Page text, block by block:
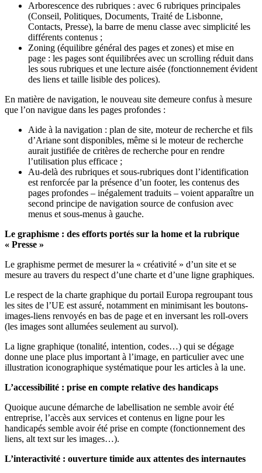
Arborescence des rubriques : avec 6 rubriques principales
(Conseil, Politiques, Documents, Traité de Lisbonne,
Contacts, Presse), la barre de menu classe avec simplicité les
différents contenus ;
Zoning (équilibre général des pages et zones) et mise en
page : les pages sont équilibrées avec un scrolling réduit dans
les sous rubriques et une lecture aisée (fonctionnement évident
des liens et taille lisible des polices).
En matière de navigation, le nouveau site demeure confus à mesure
que l’on navigue dans les pages profondes :
Aide à la navigation : plan de site, moteur de recherche et fils
d’Ariane sont disponibles, même si le moteur de recherche
aurait justifiée de critères de recherche pour en rendre
l’utilisation plus efficace ;
Au-delà des rubriques et sous-rubriques dont l’identification
est renforcée par la présence d’un footer, les contenus des
pages profondes – inégalement traduits – voient apparaître un
second principe de navigation source de confusion avec
menus et sous-menus à gauche.
Le graphisme : des efforts portés sur la home et la rubrique
« Presse »
Le graphisme permet de mesurer la « créativité » d’un site et se
mesure au travers du respect d’une charte et d’une ligne graphiques.
Le respect de la charte graphique du portail Europa regroupant tous
les sites de l’UE est assuré, notamment en minimisant les boutons-
images-liens renvoyés en bas de page et en inversant les roll-overs
(les images sont allumées seulement au survol).
La ligne graphique (tonalité, intention, codes…) qui se dégage
donne une place plus important à l’image, en particulier avec une
illustration iconographique systématique pour les articles à la une.
L’accessibilité : prise en compte relative des handicaps
Quoique aucune démarche de labellisation ne semble avoir été
entreprise, l’accès aux services et contenus en ligne pour les
handicapés semble avoir été prise en compte (fonctionnement des
liens, alt text sur les images…).
L’interactivité : ouverture timide aux attentes des internautes